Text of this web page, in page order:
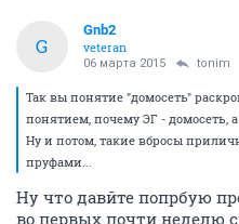
G
Gnb2
veteran
06 марта 2015 tonim
Так вы понятие "домосеть"
понятием, почему ЭГ - домосеть, а
Ну и потом, такие вбросы
пруфами...
Ну что давйте попрбую
во первых почти неделю